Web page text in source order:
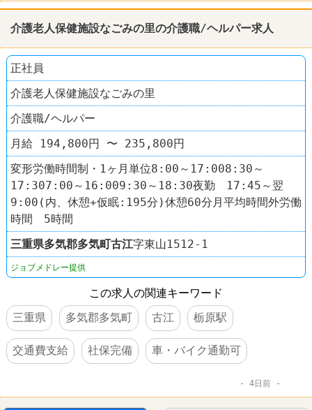
介護老人保健施設なごみの里の介護職/ヘルパー求人
正社員
介護老人保健施設なごみの里
介護職/ヘルパー
月給 194,800円 〜 235,800円
変形労働時間制・1ヶ月単位8:00～17:008:30～
17:307:00～16:009:30～18:30夜勤 17:45～翌
9:00(内、休憩+仮眠:195分)休憩60分月平均時間外労働
時間 5時間
三重県多気郡多気町古江字東山1512-1
ジョブメドレー提供
この求人の関連キーワード
三重県
多気郡多気町 古江 栃原駅
交通費支給 社保完備 車・バイク通勤可
4日前